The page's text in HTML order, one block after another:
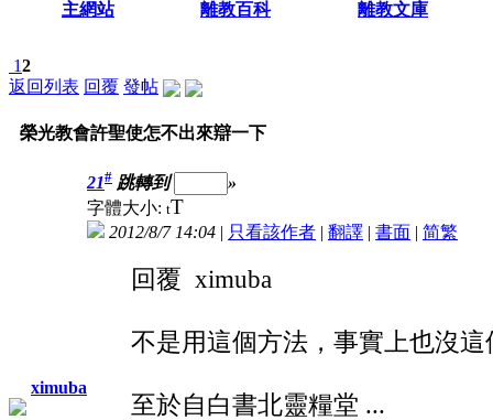
主網站 離教百科 離教文庫
12
返回列表 回覆 發帖
榮光教會許聖使怎不出來辯一下
ximuba
21# 跳轉到
»
字體大小: tT
2012/8/7 14:04 | 只看該作者 | 翻譯 | 書面 | 简繁
回覆 ximuba
不是用這個方法，事實上也沒
至於自白書北靈糧堂 ...